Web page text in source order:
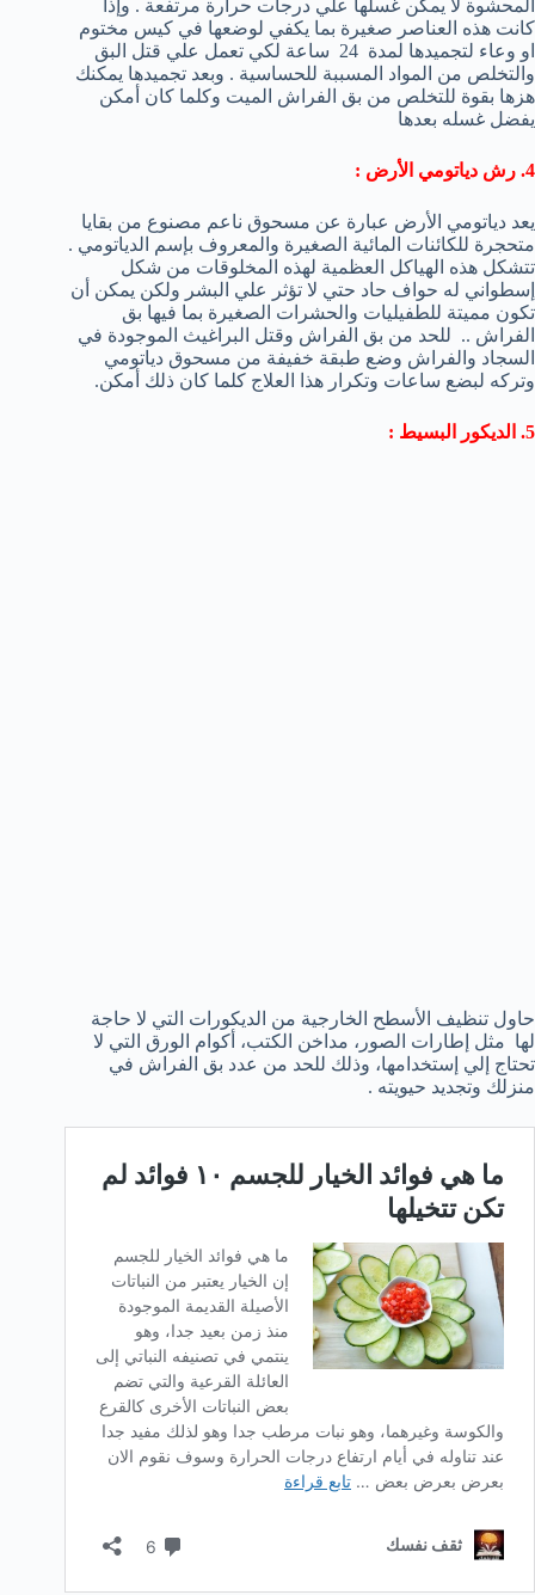
المحشوة لا يمكن غسلها علي درجات حرارة مرتفعة . وإذا
كانت هذه العناصر صغيرة بما يكفي لوضعها في كيس مختوم
او وعاء لتجميدها لمدة 24 ساعة لكي تعمل علي قتل البق
والتخلص من المواد المسببة للحساسية . وبعد تجميدها يمكنك
هزها بقوة للتخلص من بق الفراش الميت وكلما كان أمكن
يفضل غسله بعدها
4. رش دياتومي الأرض :
يعد دياتومي الأرض عبارة عن مسحوق ناعم مصنوع من بقايا
متحجرة للكائنات المائية الصغيرة والمعروف بإسم الدياتومي .
تتشكل هذه الهياكل العظمية لهذه المخلوقات من شكل
إسطواني له حواف حاد حتي لا تؤثر علي البشر ولكن يمكن أن
تكون مميتة للطفيليات والحشرات الصغيرة بما فيها بق
الفراش .. للحد من بق الفراش وقتل البراغيث الموجودة في
السجاد والفراش وضع طبقة خفيفة من مسحوق دياتومي
وتركه لبضع ساعات وتكرار هذا العلاج كلما كان ذلك أمكن.
5. الديكور البسيط :
حاول تنظيف الأسطح الخارجية من الديكورات التي لا حاجة
لها مثل إطارات الصور، مداخن الكتب، أكوام الورق التي لا
تحتاج إلي إستخدامها، وذلك للحد من عدد بق الفراش في
منزلك وتجديد حيويته .